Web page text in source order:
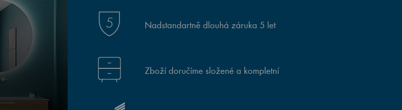
Nadstandartně dlouhá záruka 5 let
Zboží doručíme složené a kompletní